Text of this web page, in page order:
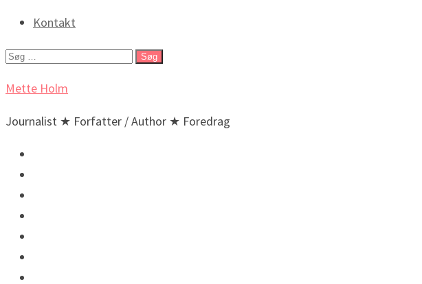
Kontakt
Søg
Mette Holm
Journalist ★ Forfatter / Author ★ Foredrag